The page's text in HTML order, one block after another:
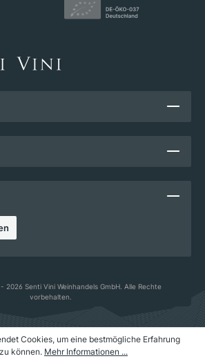
2026 Senti Vini Weinhandels GmbH. Alle Rechte
vorbehalten.
Cookies, um eine bestmögliche Erfahrung
können. Mehr Informationen ...